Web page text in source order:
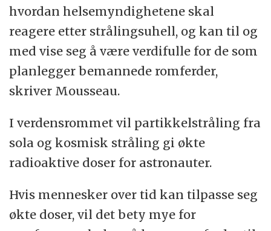
hvordan helsemyndighetene skal
reagere etter strålingsuhell, og kan til og
med vise seg å være verdifulle for de som
planlegger bemannede romferder,
skriver Mousseau.
I verdensrommet vil partikkelstråling fra
sola og kosmisk stråling gi økte
radioaktive doser for astronauter.
Hvis mennesker over tid kan tilpasse seg
økte doser, vil det bety mye for